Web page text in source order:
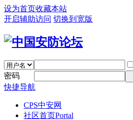
设为首页收藏本站
开启辅助访问 切换到宽版
密码
快捷导航
CPS中安网
社区首页Portal